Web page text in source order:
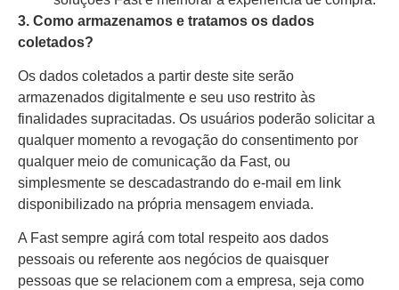
3. Como armazenamos e tratamos os dados
coletados?
Os dados coletados a partir deste site serão
armazenados digitalmente e seu uso restrito às
finalidades supracitadas. Os usuários poderão solicitar a
qualquer momento a revogação do consentimento por
qualquer meio de comunicação da Fast, ou
simplesmente se descadastrando do e-mail em link
disponibilizado na própria mensagem enviada.
A Fast sempre agirá com total respeito aos dados
pessoais ou referente aos negócios de quaisquer
pessoas que se relacionem com a empresa, seja como